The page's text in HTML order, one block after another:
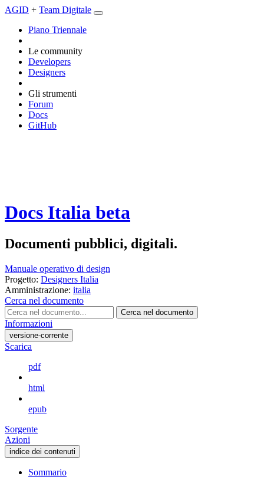
AGID + Team Digitale
Piano Triennale
Le community
Developers
Designers
Gli strumenti
Forum
Docs
GitHub
Docs Italia beta
Documenti pubblici, digitali.
Manuale operativo di design
Progetto: Designers Italia
Amministrazione: italia
Cerca nel documento
Cerca nel documento
Informazioni
versione-corrente
Scarica
pdf
html
epub
Sorgente
Azioni
indice dei contenuti
Sommario